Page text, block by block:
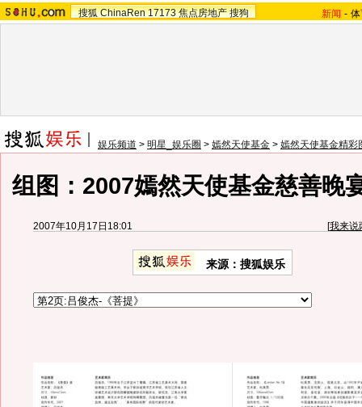
搜狐 ChinaRen 17173 焦点房地产 搜狗 新闻 -
娱乐频道 > 明星_娱乐圈 > 嫣然天使基金 > 嫣然天使基金精彩
组图：2007嫣然天使基金慈善晚
2007年10月17日18:01 [我来说
来源：搜狐娱乐